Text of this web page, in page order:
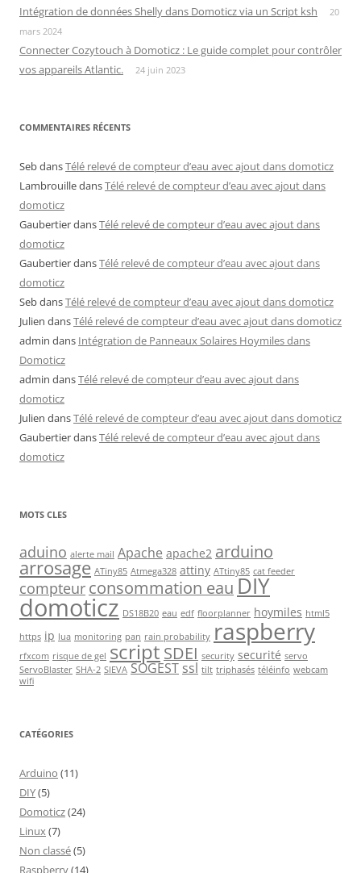
Intégration de données Shelly dans Domoticz via un Script ksh
20
mars 2024
Connecter Cozytouch à Domoticz : Le guide complet pour contrôler
vos appareils Atlantic.
24 juin 2023
COMMENTAIRES RÉCENTS
SebdansTélé relevé de compteur d’eau avec ajout dans domoticz
LambrouilledansTélé relevé de compteur d’eau avec ajout dans
domoticz
GaubertierdansTélé relevé de compteur d’eau avec ajout dans
domoticz
GaubertierdansTélé relevé de compteur d’eau avec ajout dans
domoticz
SebdansTélé relevé de compteur d’eau avec ajout dans domoticz
Julien dansTélé relevé de compteur d’eau avec ajout dans domoticz
admin dans Intégration de Panneaux Solaires Hoymiles dans
Domoticz
admin dansTélé relevé de compteur d’eau avec ajout dans
domoticz
Julien dansTélé relevé de compteur d’eau avec ajout dans domoticz
GaubertierdansTélé relevé de compteur d’eau avec ajout dans
domoticz
MOTS CLES
aduino alerte mail Apache apache2 arduino
arrosage ATiny85 Atmega328 attiny ATtiny85 cat feeder
compteur consommation eauDIY
domoticz DS18B20 eau edf floorplanner hoymiles html5
https ip lua monitoring pan rain probability raspberry
rfxcom risque de gel script SDEI security securité servo
ServoBlaster SHA-2 SIEVA SOGEST ssl tilt triphasés téléinfo webcam
wifi
CATÉGORIES
Arduino (11)
DIY(5)
Domoticz(24)
Linux(7)
Non classé(5)
Raspberry(14)